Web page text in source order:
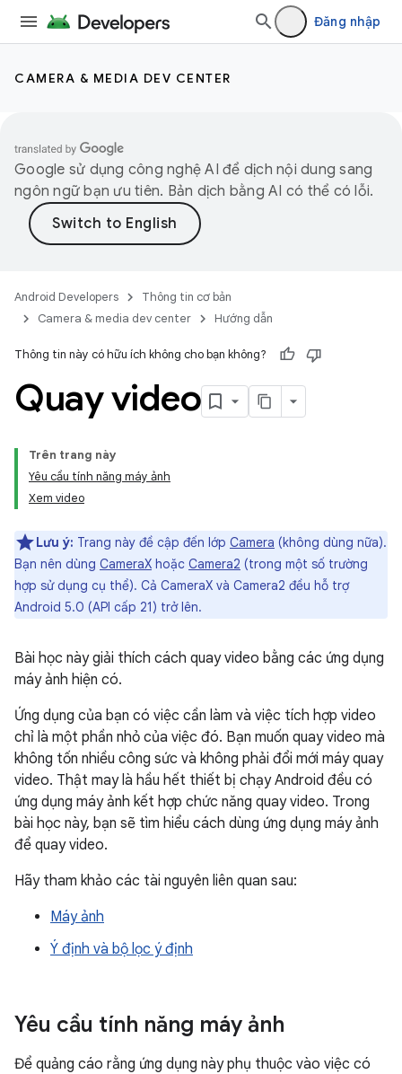
Đăng nhập
CAMERA & MEDIA DEV CENTER
Google sử dụng công nghệ AI để dịch nội dung sang
ngôn ngữ bạn ưu tiên. Bản dịch bằng AI có thể có lỗi.
Android Developers
Thông tin cơ bản
Camera & media dev center
Hướng dẫn
Thông tin này có hữu ích không cho bạn không?
Quay video
Trên trang này
Yêu cầu tính năng máy ảnh
Xem video
Lưu ý: Trang này đề cập đến lớp Camera (không dùng nữa).
Bạn nên dùng CameraX hoặc Camera2 (trong một số trường
hợp sử dụng cụ thể). Cả CameraX và Camera2 đều hỗ trợ
Android 5.0 (API cấp 21) trở lên.
Bài học này giải thích cách quay video bằng các ứng dụng
máy ảnh hiện có.
Ứng dụng của bạn có việc cần làm và việc tích hợp video
chỉ là một phần nhỏ của việc đó. Bạn muốn quay video mà
không tốn nhiều công sức và không phải đổi mới máy quay
video. Thật may là hầu hết thiết bị chạy Android đều có
ứng dụng máy ảnh kết hợp chức năng quay video. Trong
bài học này, bạn sẽ tìm hiểu cách dùng ứng dụng máy ảnh
để quay video.
Hãy tham khảo các tài nguyên liên quan sau:
Máy ảnh
Ý định và bộ lọc ý định
Yêu cầu tính năng máy ảnh
Để quảng cáo rằng ứng dụng này phụ thuộc vào việc có